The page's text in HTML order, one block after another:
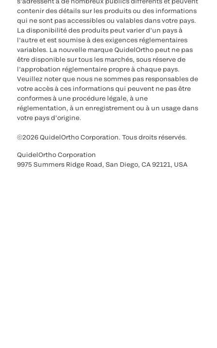
contenir des détails sur les produits ou des informations
qui ne sont pas accessibles ou valables dans votre pays.
La disponibilité des produits peut varier d’un pays à
l’autre et est soumise à des exigences réglementaires
variables. La nouvelle marque QuidelOrtho peut ne pas
être disponible sur tous les marchés, sous réserve de
l’approbation réglementaire propre à chaque pays.
Veuillez noter que nous ne sommes pas responsables de
votre accès à ces informations qui peuvent ne pas être
conformes à une procédure légale, à une
réglementation, à un enregistrement ou à un usage dans
votre pays d’origine.
©2026 QuidelOrtho Corporation. Tous droits réservés.
QuidelOrtho Corporation
9975 Summers Ridge Road, San Diego, CA 92121, USA